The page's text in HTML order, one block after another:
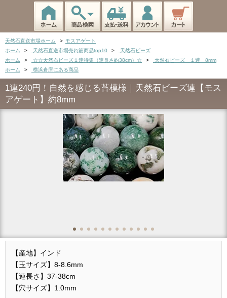
天然石直送市場ホーム > モスアゲート
ホーム
> 天然石直送市場売れ筋商品top10 >
天然石ビーズ
ホーム
> ☆☆天然石ビーズ１連特集（連長さ約38cm）☆ >
天然石ビーズ １連 8mm
ホーム
> 横浜倉庫にある商品
1連240円！自然を感じる苔模様｜天然石ビーズ連【モス
アゲート】約8mm
【産地】インド
【玉サイズ】8-8.6mm
【連長さ】37-38cm
【穴サイズ】1.0mm